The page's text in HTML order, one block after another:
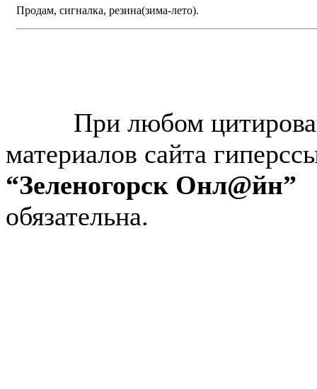
Продам, сигналка, резина(зима-лето).
При любом
материалов сайта
“Зеленогорск Онл@йн”
обязательна.